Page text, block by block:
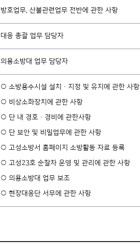
방호업무, 산불관련업무 전반에 관한 사항
대응 총괄 업무 담당자
의용소방대 업무 담당자
○ 소방용수시설 설치·지정 및 유지에 관한 사항
○ 비상소화장치에 관한 사항
○ 단 내 경호·경비에 관한사항
○ 단 보안 및 비밀업무에 관한 사항
○ 고성소방서 홈페이지 소방활동 자료 등록
○ 고성23호 순찰차 운영 및 관리에 관한 사항
○ 의용소방대 업무 보조
○ 현장대응단 서무에 관한 사항